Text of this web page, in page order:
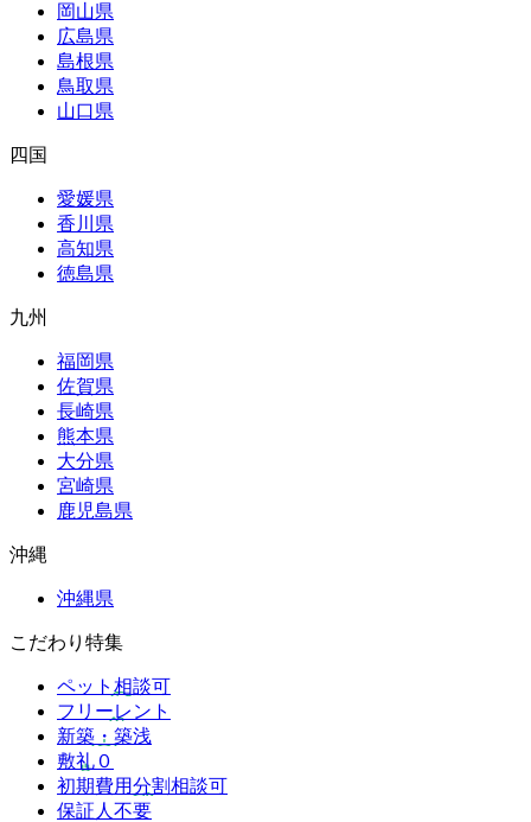
岡山県
広島県
島根県
鳥取県
山口県
四国
愛媛県
香川県
高知県
徳島県
九州
福岡県
佐賀県
長崎県
熊本県
大分県
宮崎県
鹿児島県
沖縄
沖縄県
こだわり特集
ペット相談可
フリーレント
新築・築浅
敷礼０
初期費用分割相談可
保証人不要